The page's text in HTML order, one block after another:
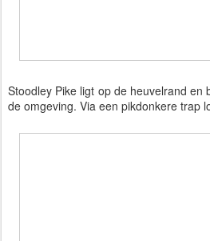
Stoodley Pike ligt op de heuvelrand en
de omgeving. Via een pikdonkere trap